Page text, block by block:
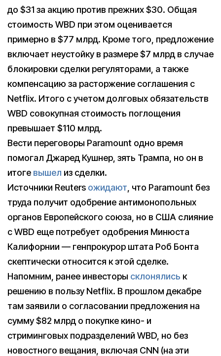
до $31 за акцию против прежних $30. Общая
стоимость WBD при этом оценивается
примерно в $77 млрд. Кроме того, предложение
включает неустойку в размере $7 млрд в случае
блокировки сделки регуляторами, а также
компенсацию за расторжение соглашения с
Netflix. Итого с учетом долговых обязательств
WBD совокупная стоимость поглощения
превышает $110 млрд.
Вести переговоры Paramount одно время
помогал Джаред Кушнер, зять Трампа, но он в
итоге вышел из сделки.
Источники Reuters ожидают , что Paramount без
труда получит одобрение антимонопольных
органов Европейского союза, но в США слияние
с WBD еще потребует одобрения Минюста
Калифорнии — генпрокурор штата Роб Бонта
скептически относится к этой сделке.
Напомним, ранее инвесторы склонялись к
решению в пользу Netflix. В прошлом декабре
там заявили о согласовании предложения на
сумму $82 млрд о покупке кино- и
стриминговых подразделений WBD, но без
новостного вещания, включая CNN (на эти